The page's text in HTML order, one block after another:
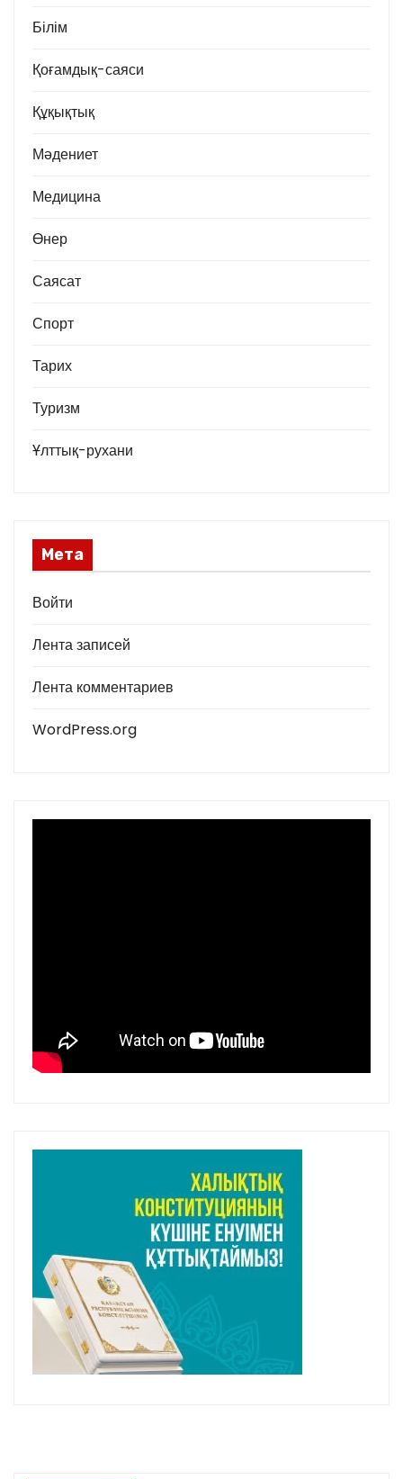
Білім
Қоғамдық-саяси
Құқықтық
Мәдениет
Медицина
Өнер
Саясат
Спорт
Тарих
Туризм
Ұлттық-рухани
Мета
Войти
Лента записей
Лента комментариев
WordPress.org